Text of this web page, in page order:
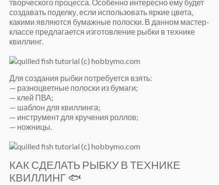
творческого процесса. Особенно интересно ему будет
создавать поделку, если использовать яркие цвета,
какими являются бумажные полоски. В данном мастер-
классе предлагается изготовление рыбки в технике
квиллинг.
Для создания рыбки потребуется взять:
— разноцветные полоски из бумаги;
— клей ПВА;
— шаблон для квиллинга;
— инструмент для кручения роллов;
— ножницы.
КАК СДЕЛАТЬ РЫБКУ В ТЕХНИКЕ
КВИЛЛИНГ 🐟